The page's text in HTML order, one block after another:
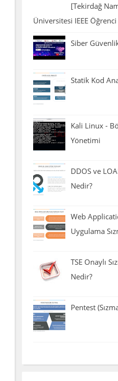
[Tekirdağ
Üniversitesi IEEE
Siber
Statik Kod
Kali Linux -
Yönetimi
DDOS ve
Nedir?
Web
Uygulama
TSE Onaylı
Nedir?
Pentest